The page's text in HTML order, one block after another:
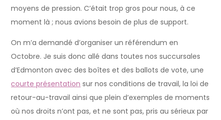
moyens de pression. C’était trop gros pour nous, à ce
moment là ; nous avions besoin de plus de support.
On m’a demandé d’organiser un référendum en
Octobre. Je suis donc allé dans toutes nos succursales
d’Edmonton avec des boîtes et des ballots de vote, une
courte présentation sur nos conditions de travail, la loi de
retour-au-travail ainsi que plein d’exemples de moments
où nos droits n’ont pas, et ne sont pas, pris au sérieux par